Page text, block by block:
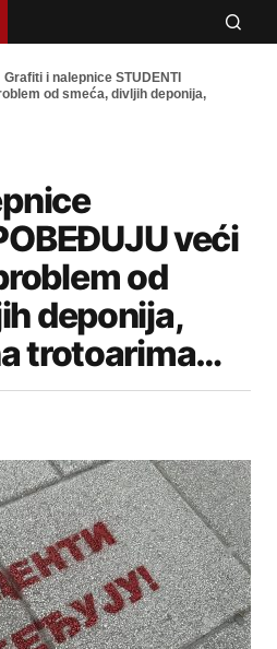
Grafiti i nalepnice STUDENTI
od smeća, divljih deponija,
veći
od
deponija,
trotoarima…